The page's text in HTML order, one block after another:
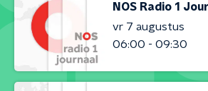
NOS Radio 1
vr 7 augustus
06:00 - 09:30